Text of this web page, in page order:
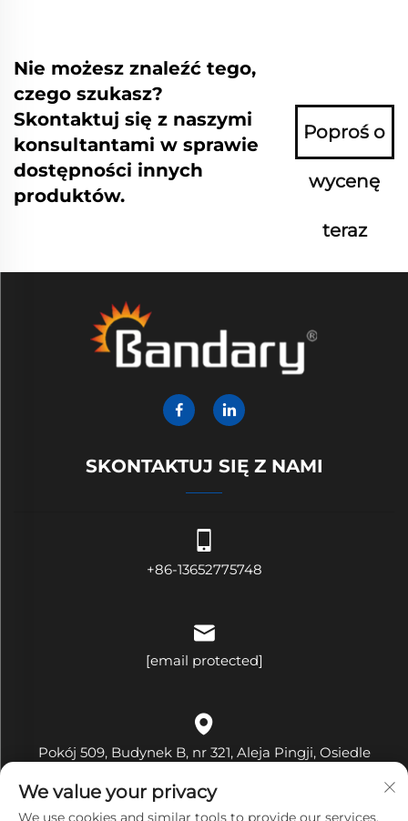
Nie możesz znaleźć tego,
czego szukasz?
Skontaktuj się z naszymi
konsultantami w sprawie
dostępności innych
produktów.
Poproś o
wycenę
teraz
SKONTAKTUJ SIĘ Z NAMI
+86-13652775748
[email protected]
Pokój 509, Budynek B, nr 321, Aleja Pingji, Osiedle
Shenzhen, Prowincja Guangdong, Chiny
We value your privacy
We use cookies and similar tools to provide our services.